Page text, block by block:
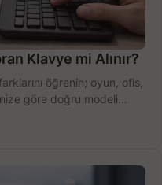
Klavye mi Alınır?
öğrenin; oyun, ofis,
göre doğru modeli